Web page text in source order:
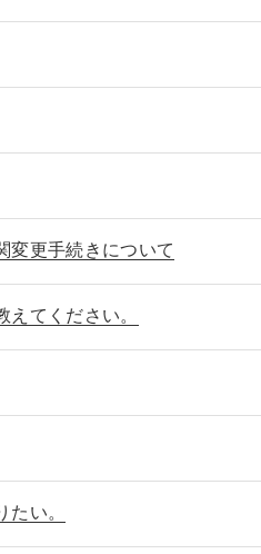
変更手続きについて
てください。
い。